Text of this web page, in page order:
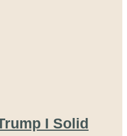
I Solid